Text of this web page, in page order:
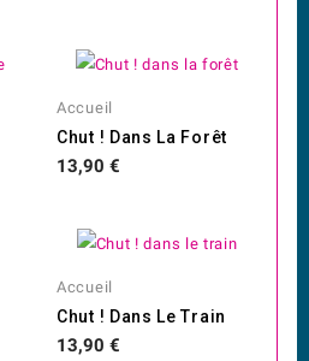
Accueil
Chut ! Dans La Forêt
Prix
13,90 €
Accueil
Chut ! Dans Le Train
Prix
13,90 €